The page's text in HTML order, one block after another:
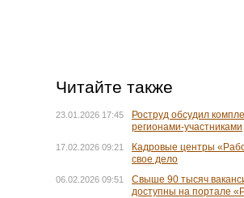
Читайте также
23.01.2026 17:45
Роструд обсудил
регионами-участниками
17.02.2026 09:21
Кадровые центры
свое дело
06.02.2026 09:51
Свыше 90 тысяч
доступны на портале